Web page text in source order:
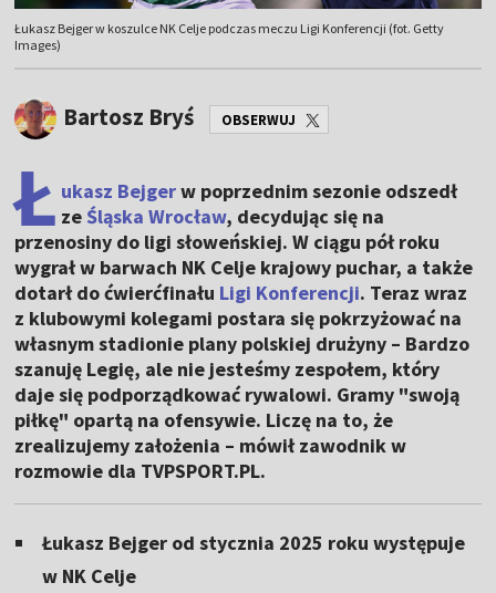
Łukasz Bejger w koszulce NK Celje podczas meczu Ligi Konferencji (fot. Getty
Images)
Bartosz Bryś OBSERWUJ
Ł ukasz Bejgerw poprzednim sezonie odszedł
ze Śląska Wrocław, decydując się na
przenosiny do ligi słoweńskiej. W ciągu pół roku
wygrał w barwach NK Celje krajowy puchar, a także
dotarł do ćwierćfinału Ligi Konferencji. Teraz wraz
z klubowymi kolegami postara się pokrzyżować na
własnym stadionie plany polskiej drużyny – Bardzo
szanuję Legię, ale nie jesteśmy zespołem, który
daje się podporządkować rywalowi. Gramy "swoją
piłkę" opartą na ofensywie. Liczę na to, że
zrealizujemy założenia – mówił zawodnik w
rozmowie dla TVPSPORT.PL.
Łukasz Bejger od stycznia 2025 roku występuje
w NK Celje